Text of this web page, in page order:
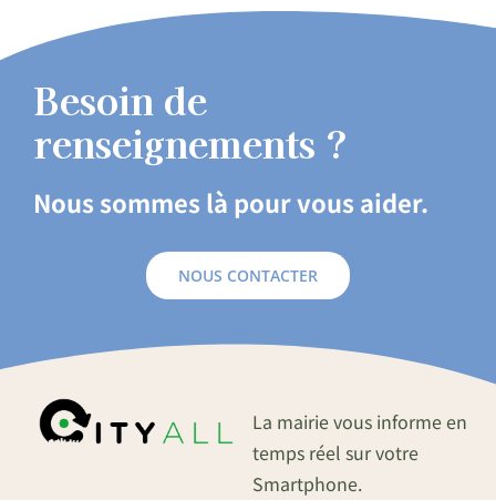
Besoin de
renseignements ?
Nous sommes là pour vous aider.
NOUS CONTACTER
La mairie vous informe en
temps réel sur votre
Smartphone.